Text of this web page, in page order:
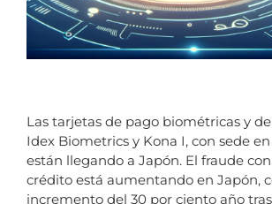
Las tarjetas de pago biométricas y
Idex Biometrics y Kona I, con sede
están llegando a Japón. El fraude
crédito está aumentando en Japón,
incremento del 30 por ciento año